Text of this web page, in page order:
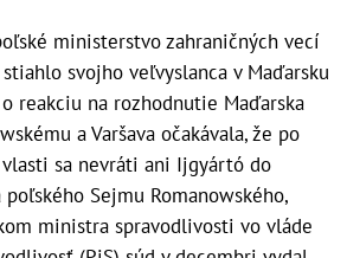
ministerstvo zahraničných vecí
svojho veľvyslanca v Maďarsku
reakciu na rozhodnutie Maďarska
a Varšava očakávala, že po
sa nevráti ani Ijgyártó do
poľského Sejmu Romanowského,
ministra spravodlivosti vo vláde